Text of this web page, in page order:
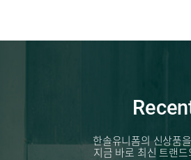
한솔유니폼의 신상품
지금 바로 최신 트랜